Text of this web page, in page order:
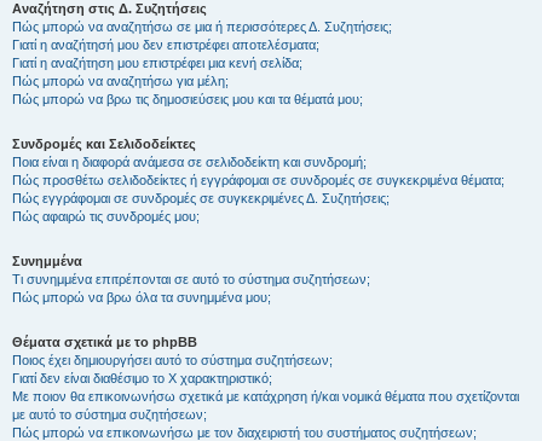
Αναζήτηση στις Δ. Συζητήσεις
Πώς μπορώ να αναζητήσω σε μια ή περισσότερες Δ. Συζητήσεις;
Γιατί η αναζήτησή μου δεν επιστρέφει αποτελέσματα;
Γιατί η αναζήτηση μου επιστρέφει μια κενή σελίδα;
Πώς μπορώ να αναζητήσω για μέλη;
Πώς μπορώ να βρω τις δημοσιεύσεις μου και τα θέματά μου;
Συνδρομές και Σελιδοδείκτες
Ποια είναι η διαφορά ανάμεσα σε σελιδοδείκτη και συνδρομή;
Πώς προσθέτω σελιδοδείκτες ή εγγράφομαι σε συνδρομές σε συγκεκριμένα θέματα;
Πώς εγγράφομαι σε συνδρομές σε συγκεκριμένες Δ. Συζητήσεις;
Πώς αφαιρώ τις συνδρομές μου;
Συνημμένα
Τι συνημμένα επιτρέπονται σε αυτό το σύστημα συζητήσεων;
Πώς μπορώ να βρω όλα τα συνημμένα μου;
Θέματα σχετικά με το phpBB
Ποιος έχει δημιουργήσει αυτό το σύστημα συζητήσεων;
Γιατί δεν είναι διαθέσιμο το Χ χαρακτηριστικό;
Με ποιον θα επικοινωνήσω σχετικά με κατάχρηση ή/και νομικά θέματα που σχετίζονται
με αυτό το σύστημα συζητήσεων;
Πώς μπορώ να επικοινωνήσω με τον διαχειριστή του συστήματος συζητήσεων;